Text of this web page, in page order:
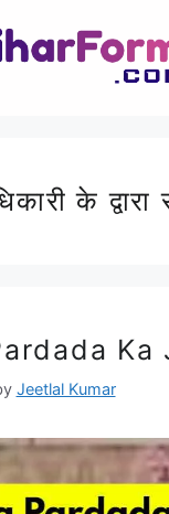
के द्वारा
Ka
Jeetlal Kumar